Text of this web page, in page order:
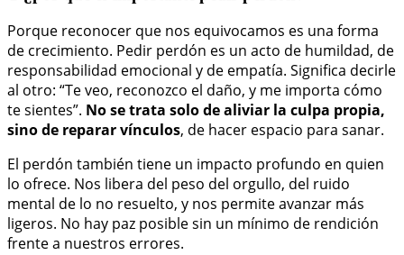
Porque reconocer que nos equivocamos es una forma
de crecimiento. Pedir perdón es un acto de humildad, de
responsabilidad emocional y de empatía. Significa decirle
al otro: “Te veo, reconozco el daño, y me importa cómo
te sientes”. No se trata solo de aliviar la culpa propia,
sino de reparar vínculos, de hacer espacio para sanar.
El perdón también tiene un impacto profundo en quien
lo ofrece. Nos libera del peso del orgullo, del ruido
mental de lo no resuelto, y nos permite avanzar más
ligeros. No hay paz posible sin un mínimo de rendición
frente a nuestros errores.